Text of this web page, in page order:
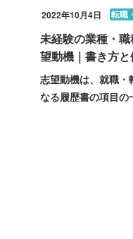
2022年10月4日 転職
未経験の業種・
望動機｜書き方と
志望動機は、就職・
なる履歴書の項目